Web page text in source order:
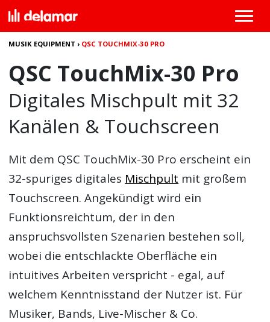
MUSIK EQUIPMENT › QSC TOUCHMIX-30 PRO
QSC TouchMix-30 Pro
Digitales Mischpult mit 32
Kanälen & Touchscreen
Mit dem QSC TouchMix-30 Pro erscheint ein
32-spuriges digitales Mischpult mit großem
Touchscreen. Angekündigt wird ein
Funktionsreichtum, der in den
anspruchsvollsten Szenarien bestehen soll,
wobei die entschlackte Oberfläche ein
intuitives Arbeiten verspricht - egal, auf
welchem Kenntnisstand der Nutzer ist. Für
Musiker, Bands, Live-Mischer & Co.